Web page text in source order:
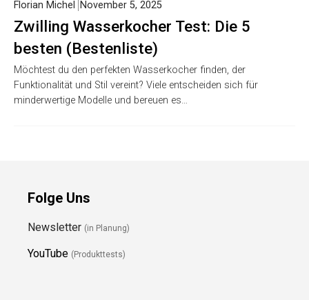
Zwilling Wasserkocher Test: Die 5
besten (Bestenliste)
Florian Michel November 5, 2025
Möchtest du den perfekten Wasserkocher finden, der
Funktionalität und Stil vereint? Viele entscheiden sich für
minderwertige Modelle und bereuen es…
Folge Uns
Newsletter (in Planung)
YouTube (Produkttests)